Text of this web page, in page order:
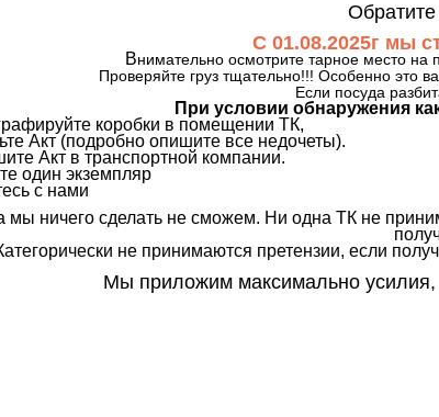
С 01.08.2025г мы
Внимательно осмотрите тарное место на
Проверяйте груз тщательно!!! Особенно это
Если посуда
При условии обнаружения
коробки в помещении ТК,
Акт (подробно опишите все недочеты).
Акт в транспортной компании.
один экземпляр
с нами
мы ничего сделать не сможем. Ни одна ТК не
не принимаются претензии, если
Мы приложим максимально